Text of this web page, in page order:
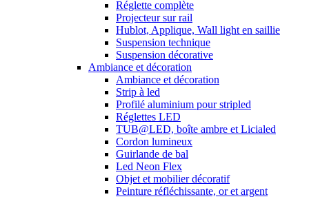
Réglette complète
Projecteur sur rail
Hublot, Applique, Wall light en saillie
Suspension technique
Suspension décorative
Ambiance et décoration
Ambiance et décoration
Strip à led
Profilé aluminium pour stripled
Réglettes LED
TUB@LED, boîte ambre et Licialed
Cordon lumineux
Guirlande de bal
Led Neon Flex
Objet et mobilier décoratif
Peinture réfléchissante, or et argent